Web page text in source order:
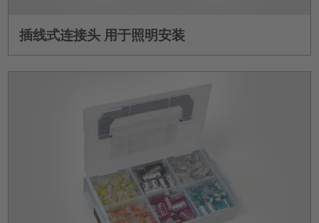
插线式连接头 用于照明安装